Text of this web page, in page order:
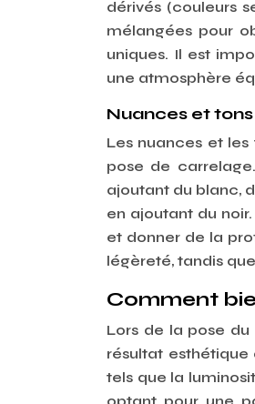
dérivés (couleurs
mélangées pour
uniques. Il est
une atmosphère
Nuances et
Les nuances et
pose de
ajoutant du blanc,
en ajoutant du
et donner de la
légèreté, tandis
Comment
Lors de la pose
résultat
tels que la luminos